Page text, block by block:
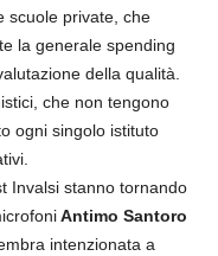
scuole private, che
la generale spending
della qualità.
che non tengono
ogni singolo istituto
Invalsi stanno tornando
Antimo Santoro
intenzionata a